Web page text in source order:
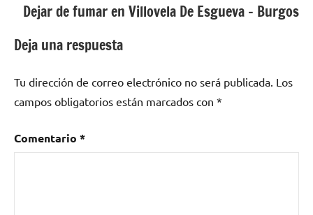
Dejar de fumar en Villovela De Esgueva – Burgos
Deja una respuesta
Tu dirección de correo electrónico no será publicada. Los
campos obligatorios están marcados con *
Comentario *